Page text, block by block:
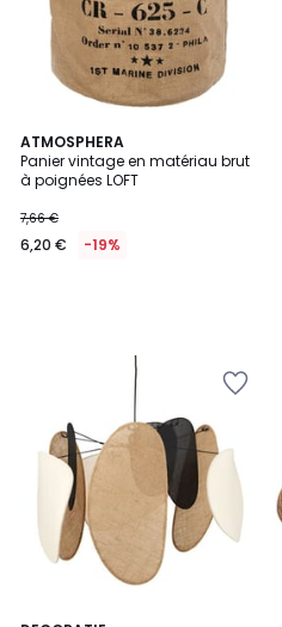
ATMOSPHERA
Panier vintage en matériau brut
à poignées LOFT
7,66 €
6,20 € -19%